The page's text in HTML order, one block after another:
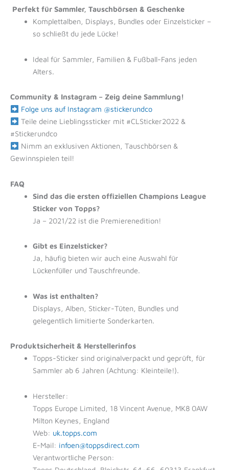
Perfekt für Sammler, Tauschbörsen & Geschenke
Komplettalben, Displays, Bundles oder Einzelsticker –
so schließt du jede Lücke!
Ideal für Sammler, Familien & Fußball-Fans jeden
Alters.
Community & Instagram – Zeig deine Sammlung!
Folge uns auf Instagram @stickerundco
Teile deine Lieblingssticker mit #CLSticker2022 &
#Stickerundco
Nimm an exklusiven Aktionen, Tauschbörsen &
Gewinnspielen teil!
FAQ
Sind das die ersten offiziellen Champions League
Sticker von Topps?
Ja – 2021/22 ist die Premierenedition!
Gibt es Einzelsticker?
Ja, häufig bieten wir auch eine Auswahl für
Lückenfüller und Tauschfreunde.
Was ist enthalten?
Displays, Alben, Sticker-Tüten, Bundles und
gelegentlich limitierte Sonderkarten.
Produktsicherheit & Herstellerinfos
Topps-Sticker sind originalverpackt und geprüft, für
Sammler ab 6 Jahren (Achtung: Kleinteile!).
Hersteller:
Topps Europe Limited, 18 Vincent Avenue, MK8 0AW
Milton Keynes, England
Web: uk.topps.com
E-Mail: infoen@toppsdirect.com
Verantwortliche Person: